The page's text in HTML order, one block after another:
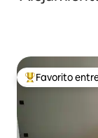
De los mejores
Favorito